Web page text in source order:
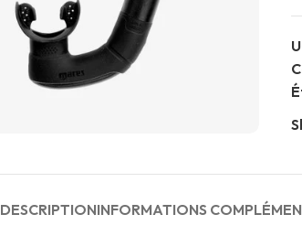
DESCRIPTIONINFORMATIONS